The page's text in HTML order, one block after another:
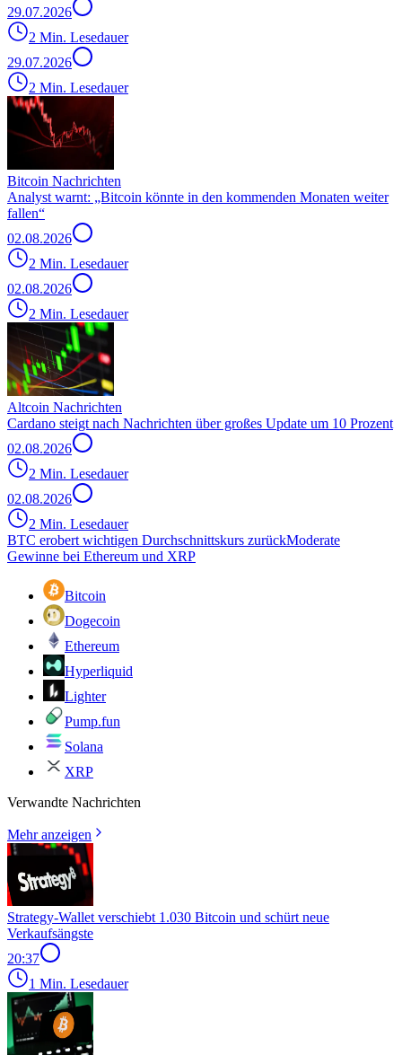
29.07.2026
2 Min. Lesedauer
29.07.2026
2 Min. Lesedauer
Bitcoin Nachrichten
Analyst warnt: „Bitcoin könnte in den kommenden Monaten weiter
fallen“
02.08.2026
2 Min. Lesedauer
02.08.2026
2 Min. Lesedauer
Altcoin Nachrichten
Cardano steigt nach Nachrichten über großes Update um 10 Prozent
02.08.2026
2 Min. Lesedauer
02.08.2026
2 Min. Lesedauer
BTC erobert wichtigen Durchschnittskurs zurückModerate
Gewinne bei Ethereum und XRP
Bitcoin
Dogecoin
Ethereum
Hyperliquid
Lighter
Pump.fun
Solana
XRP
Verwandte Nachrichten
Mehr anzeigen
Strategy-Wallet verschiebt 1.030 Bitcoin und schürt neue
Verkaufsängste
20:37
1 Min. Lesedauer